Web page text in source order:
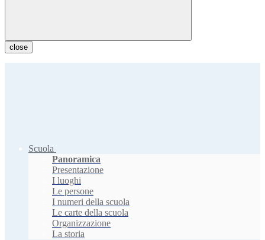
close
Scuola
Panoramica
Presentazione
I luoghi
Le persone
I numeri della scuola
Le carte della scuola
Organizzazione
La storia